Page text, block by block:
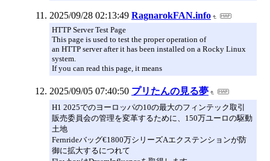
2025/09/28 02:13:49 RagnarokFAN.info
HTTP Server Test Page
This page is used to test the proper operation of
an HTTP server after it has been installed on a Rocky Linux
system.
If you can read this page, it means
2025/09/05 07:40:50 プリたんの見る夢
H1 2025でのヨーロッパの10の最大のフィンテック取引
販売委員会の管理を変革するために、150万ユーロの駆動
土地
Fernrideバッグ€1800万シリーズAエクステンションが防
御に拡大するにつれて